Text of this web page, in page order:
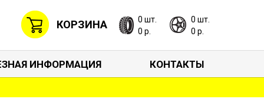
КОРЗИНА
0 шт.
0 р.
0 шт.
0 р.
ИНФОРМАЦИЯ КОНТАКТЫ